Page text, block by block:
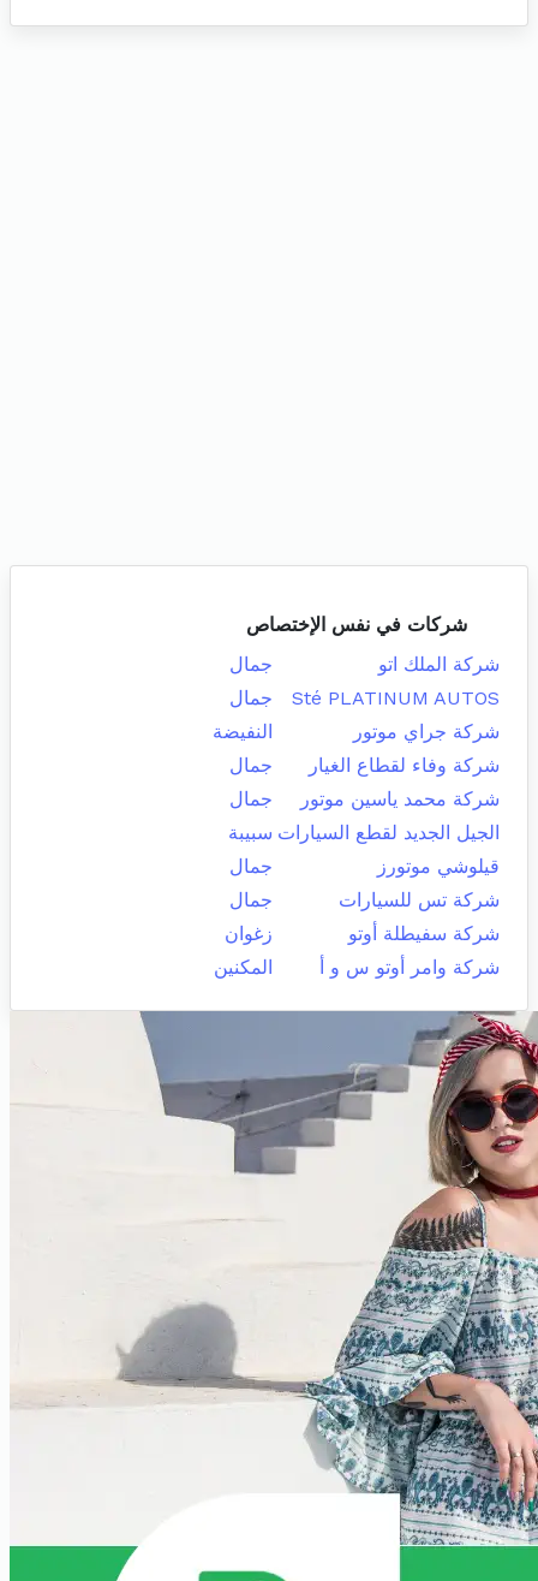
شركات في نفس الإختصاص
شركة الملك اتو
جمال
Sté PLATINUM AUTOS
جمال
شركة جراي موتور
النفيضة
شركة وفاء لقطاع الغيار
جمال
شركة محمد ياسين موتور
جمال
الجيل الجديد لقطع السيارات سبيبة
قيلوشي موتورز
جمال
شركة تس للسيارات
جمال
شركة سفيطلة أوتو
زغوان
شركة وامر أوتو س و أ
المكنين